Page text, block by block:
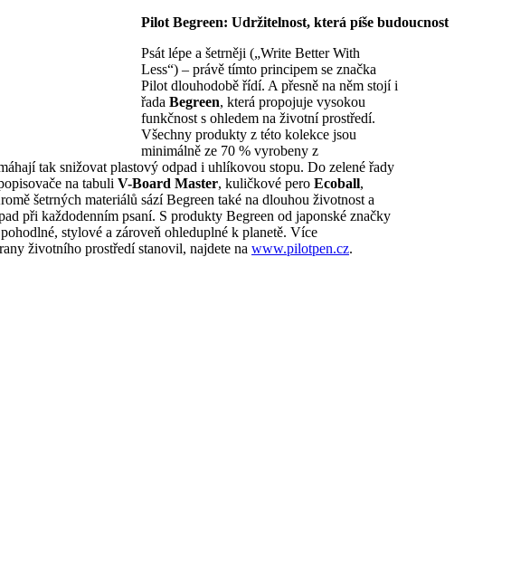
Pilot Begreen: Udržitelnost, která píše budoucnost
Psát lépe a šetrněji („Write Better With
Less“) – právě tímto principem se značka
Pilot dlouhodobě řídí. A přesně na něm stojí i
řada Begreen, která propojuje vysokou
funkčnost s ohledem na životní prostředí.
Všechny produkty z této kolekce jsou
minimálně ze 70 % vyrobeny z
tak snižovat plastový odpad i uhlíkovou stopu. Do zelené řady
na tabuli V-Board Master, kuličkové pero Ecoball,
šetrných materiálů sází Begreen také na dlouhou životnost a
při každodenním psaní. S produkty Begreen od japonské značky
stylové a zároveň ohleduplné k planetě. Více
životního prostředí stanovil, najdete na www.pilotpen.cz.